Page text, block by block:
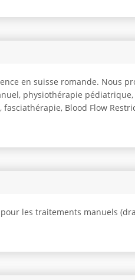
en suisse romande. Nous
physiothérapie
Blood Flow
les traitements manuels